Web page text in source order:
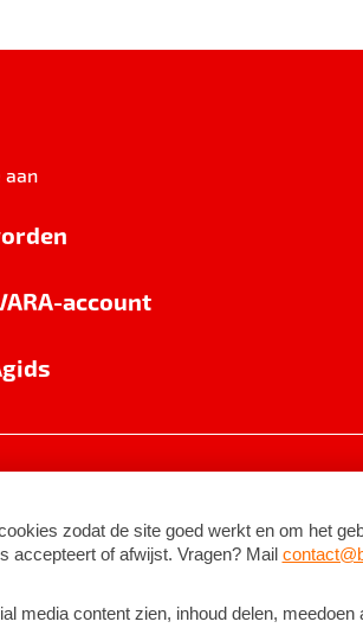
aan
account
©2026BNNVARA